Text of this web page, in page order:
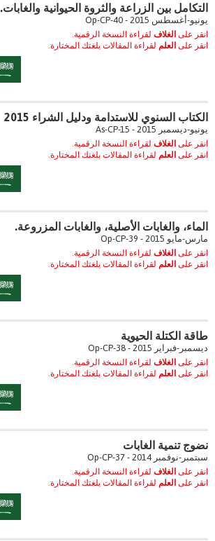
التكامل بين الزراعة والثروة الحيوانية والغابات.
يونيو-أغسطس 2015 - Op-CP-40
انقر على الغلاف لقراءة النسخة الرقمية.
انقر على العلم لقراءة المقالات بلغتك المختارة.
الكتاب السنوي للاستدامة ودليل الشراء 2015
يونيو-ديسمبر 2015 - As-CP-15
انقر على الغلاف لقراءة النسخة الرقمية.
انقر على العلم لقراءة المقالات بلغتك المختارة.
الماء، والغابات الأصلية، والغابات المزروعة.
مارس-مايو 2015 - Op-CP-39
انقر على الغلاف لقراءة النسخة الرقمية.
انقر على العلم لقراءة المقالات بلغتك المختارة.
طاقة الكتلة الحيوية
ديسمبر-فبراير 2015 - Op-CP-38
انقر على الغلاف لقراءة النسخة الرقمية.
انقر على العلم لقراءة المقالات بلغتك المختارة.
نضوج تنمية الغابات
سبتمبر-نوفمبر 2014 - Op-CP-37
انقر على الغلاف لقراءة النسخة الرقمية.
انقر على العلم لقراءة المقالات بلغتك المختارة.